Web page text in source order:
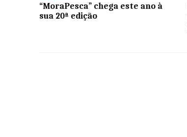
“MoraPesca” chega este ano à
sua 20ª edição